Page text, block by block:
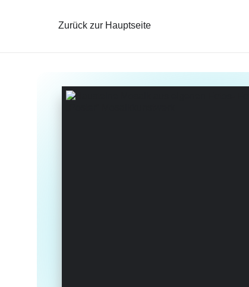
Zurück zur Hauptseite